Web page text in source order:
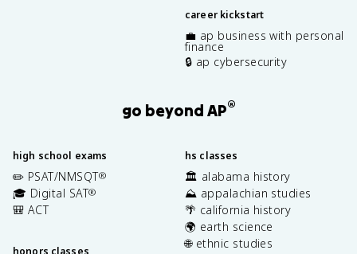
career kickstart
💼 ap business with personal
finance
🔒 ap cybersecurity
go beyond AP®
high school exams
✏️ PSAT/NMSQT®
🎓 Digital SAT®
🎒 ACT
honors classes
hs classes
🏛️ alabama history
⛰️ appalachian studies
🌴 california history
🌍 earth science
🌐 ethnic studies